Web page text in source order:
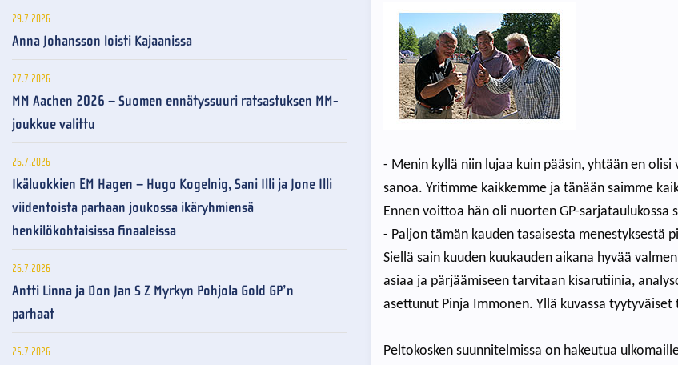
- Menin kyllä niin lujaa kuin pääsin, yhtään en
sanoa. Yritimme kaikkemme ja tänään saimme
Ennen voittoa hän oli nuorten GP-sarjataulukossa
- Paljon tämän kauden tasaisesta menestyksestä
Siellä sain kuuden kuukauden aikana hyvää
asiaa ja pärjäämiseen tarvitaan kisarutiinia,
asettunut Pinja Immonen. Yllä kuvassa
Peltokosken suunnitelmissa on hakeutua
29.7.2026
Anna Johansson loisti Kajaanissa
27.7.2026
MM Aachen 2026 – Suomen ennätyssuuri ratsastuksen MM-
joukkue valittu
26.7.2026
Ikäluokkien EM Hagen – Hugo Kogelnig, Sani Illi ja Jone Illi
viidentoista parhaan joukossa ikäryhmiensä
henkilökohtaisissa finaaleissa
26.7.2026
Antti Linna ja Don Jan S Z Myrkyn Pohjola Gold GP’n
parhaat
25.7.2026